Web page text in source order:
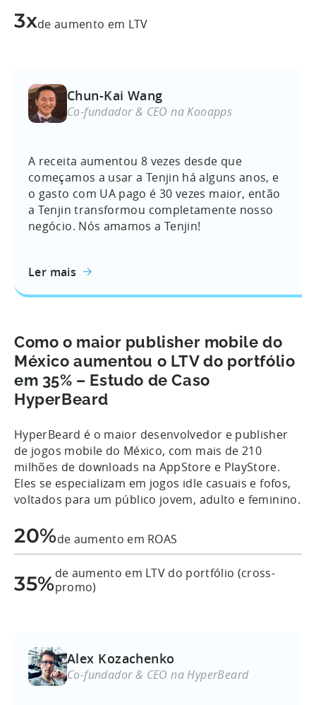
3xde aumento em LTV
Chun-Kai Wang
Co-fundador & CEO na Kooapps
A receita aumentou 8 vezes desde que
começamos a usar a Tenjin há alguns anos, e
o gasto com UA pago é 30 vezes maior, então
a Tenjin transformou completamente nosso
negócio. Nós amamos a Tenjin!
Ler mais
Como o maior publisher mobile do
México aumentou o LTV do portfólio
em 35% – Estudo de Caso
HyperBeard
HyperBeard é o maior desenvolvedor e publisher
de jogos mobile do México, com mais de 210
milhões de downloads na AppStore e PlayStore.
Eles se especializam em jogos idle casuais e fofos,
voltados para um público jovem, adulto e feminino.
20%de aumento em ROAS
35%de aumento em LTV do portfólio (cross-
promo)
Alex Kozachenko
Co-fundador & CEO na HyperBeard